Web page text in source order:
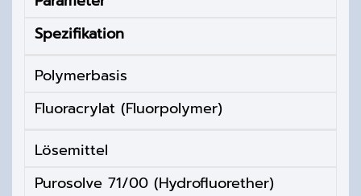
Spezifikation
Polymerbasis
Fluoracrylat (Fluorpolymer)
Lösemittel
Purosolve 71/00 (Hydrofluorether)